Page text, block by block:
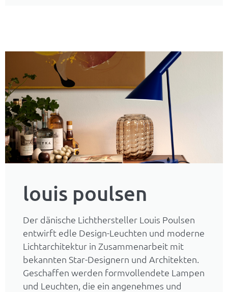
louis poulsen
Der dänische Lichthersteller Louis Poulsen
entwirft edle Design-Leuchten und moderne
Lichtarchitektur in Zusammenarbeit mit
bekannten Star-Designern und Architekten.
Geschaffen werden formvollendete Lampen
und Leuchten, die ein angenehmes und